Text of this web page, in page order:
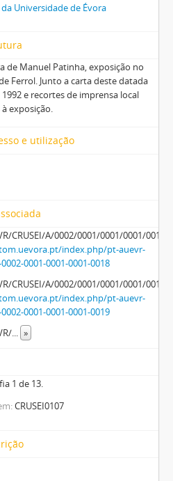
Universidade de Évora
de Manuel Patinha, exposição no
Ferrol. Junto a carta deste datada
1992 e recortes de imprensa local
exposição.
e utilização
CRUSEI/A/0002/0001/0001/0001/0018
index.php/pt-auevr-
0001-0001-0001-0018
CRUSEI/A/0002/0001/0001/0001/0019
index.php/pt-auevr-
0001-0001-0001-0019
... »
1 de 13.
CRUSEI0107